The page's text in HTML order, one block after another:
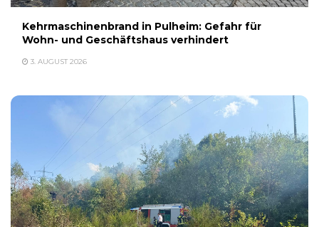
Kehrmaschinenbrand in Pulheim: Gefahr für
Wohn- und Geschäftshaus verhindert
3. AUGUST 2026